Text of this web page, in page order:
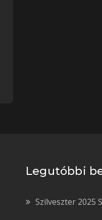
Legutóbbi
Szilveszter 2025